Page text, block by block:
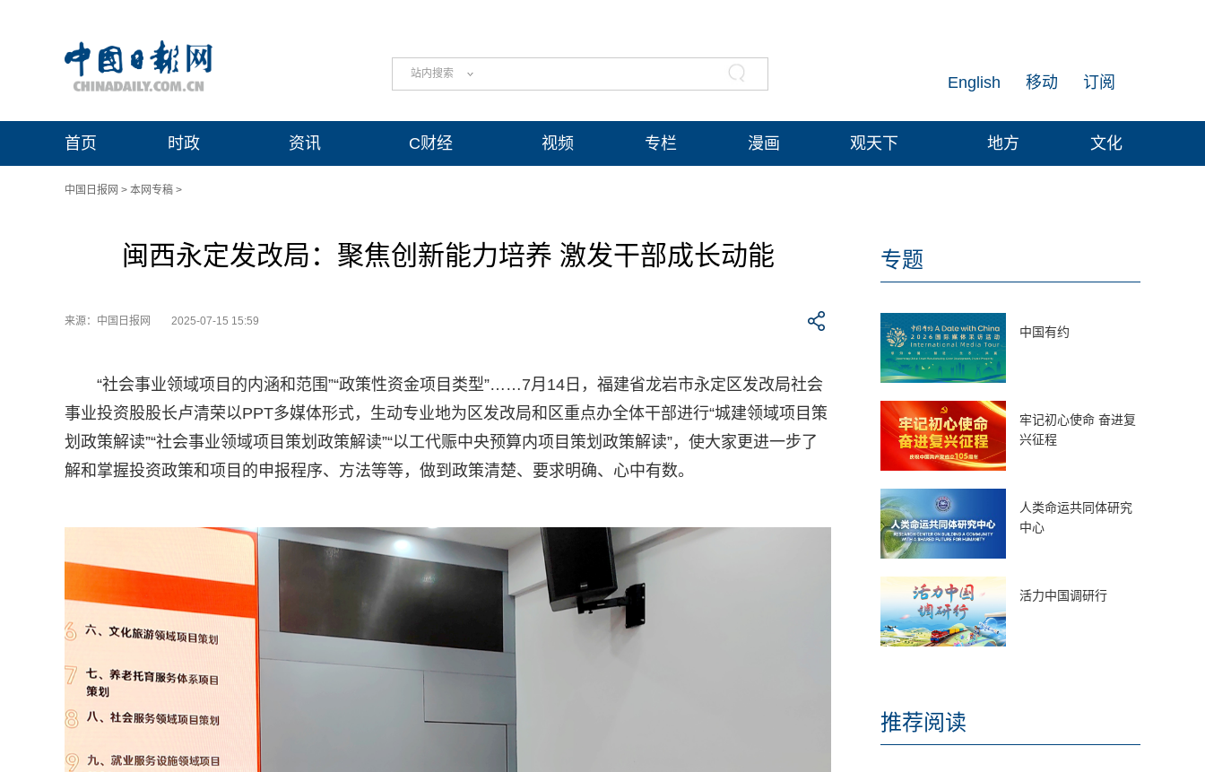
站内搜索 订阅
移动
English
首页 时政 资讯 C财经 视频 专栏 漫画 观天下 地方 文化
中国日报网 > 本网专稿 >
闽西永定发改局：聚焦创新能力培养 激发干部成长动能
来源：中国日报网 2025-07-15 15:59
“社会事业领域项目的内涵和范围”“政策性资金项目类型”……7月14日，福建省龙岩市永定区发改局社会
事业投资股股长卢清荣以PPT多媒体形式，生动专业地为区发改局和区重点办全体干部进行“城建领域项目策
划政策解读”“社会事业领域项目策划政策解读”“以工代赈中央预算内项目策划政策解读”，使大家更进一步了
解和掌握投资政策和项目的申报程序、方法等等，做到政策清楚、要求明确、心中有数。
专题
中国有约
牢记初心使命 奋进复
兴征程
人类命运共同体研究
中心
活力中国调研行
推荐阅读